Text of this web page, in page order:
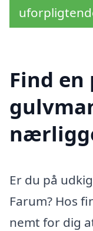
Find
Er du på
Farum? Hos
nemt for dig